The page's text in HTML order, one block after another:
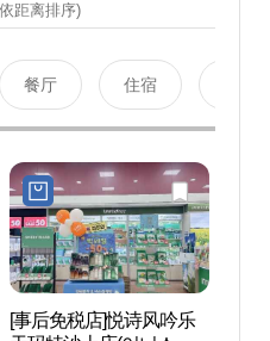
距离排序)
餐厅 住宿
[事后免税店]悦诗风吟乐